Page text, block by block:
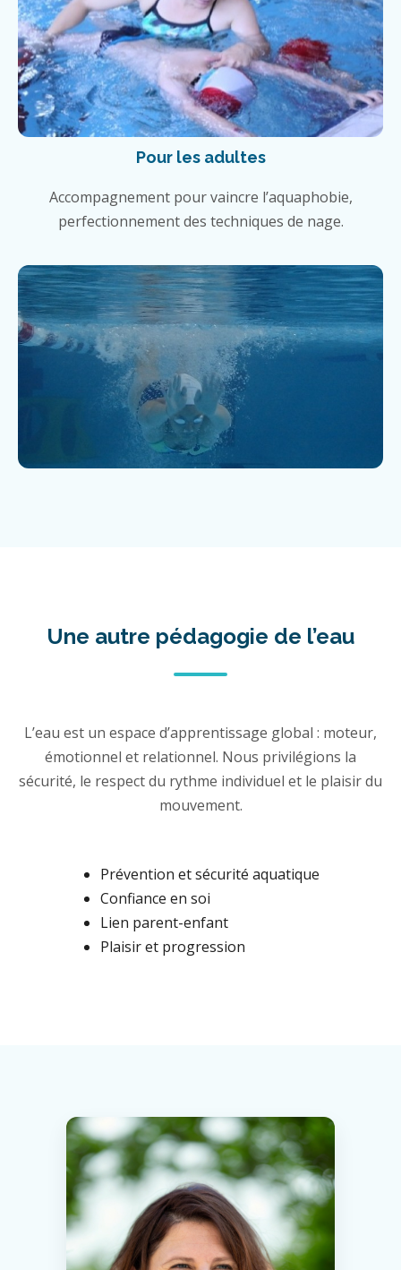
Pour les adultes
Accompagnement pour vaincre l’aquaphobie,
perfectionnement des techniques de nage.
Une autre pédagogie de l’eau
L’eau est un espace d’apprentissage global : moteur,
émotionnel et relationnel. Nous privilégions la
sécurité, le respect du rythme individuel et le plaisir du
mouvement.
Prévention et sécurité aquatique
Confiance en soi
Lien parent-enfant
Plaisir et progression